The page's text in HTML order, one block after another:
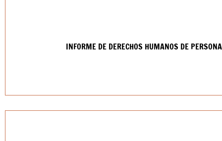
INFORME DE DERECHOS HUMANOS DE